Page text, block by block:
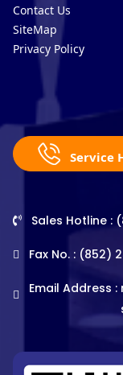
Contact Us
SiteMap
Privacy Policy
Service
Sales Hotline :
Fax No. : (852)
Email Address :